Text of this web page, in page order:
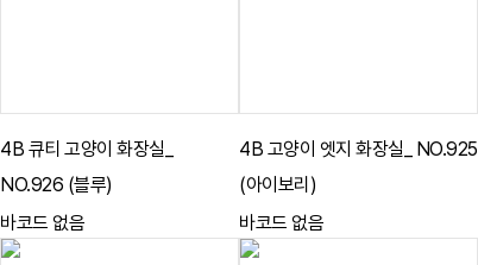
4B 큐티 고양이 화장실_
NO.926 (블루)
바코드 없음
4B 고양이 엣지 화장실_ NO.925
(아이보리)
바코드 없음